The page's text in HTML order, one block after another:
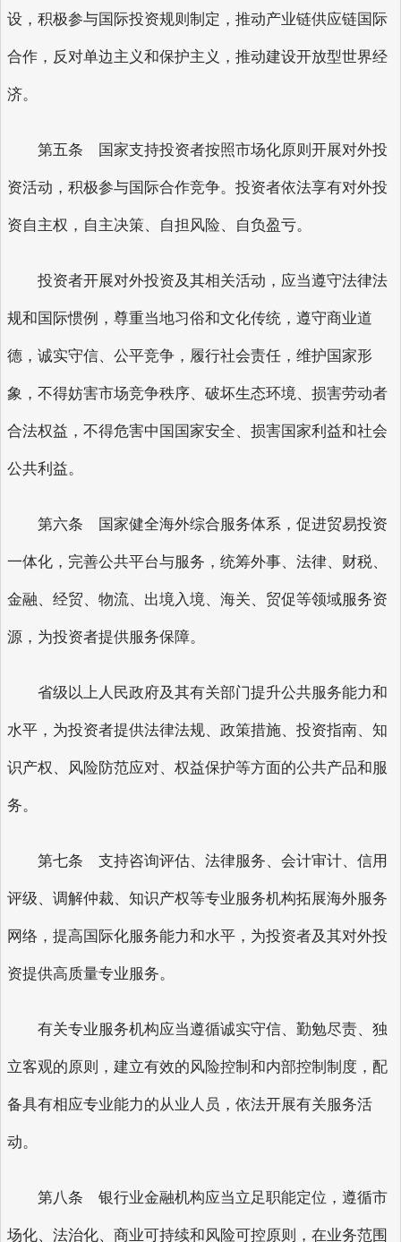
设，积极参与国际投资规则制定，推动产业链供应链国际
合作，反对单边主义和保护主义，推动建设开放型世界经
济。
第五条 国家支持投资者按照市场化原则开展对外投
资活动，积极参与国际合作竞争。投资者依法享有对外投
资自主权，自主决策、自担风险、自负盈亏。
投资者开展对外投资及其相关活动，应当遵守法律法
规和国际惯例，尊重当地习俗和文化传统，遵守商业道
德，诚实守信、公平竞争，履行社会责任，维护国家形
象，不得妨害市场竞争秩序、破坏生态环境、损害劳动者
合法权益，不得危害中国国家安全、损害国家利益和社会
公共利益。
第六条 国家健全海外综合服务体系，促进贸易投资
一体化，完善公共平台与服务，统筹外事、法律、财税、
金融、经贸、物流、出境入境、海关、贸促等领域服务资
源，为投资者提供服务保障。
省级以上人民政府及其有关部门提升公共服务能力和
水平，为投资者提供法律法规、政策措施、投资指南、知
识产权、风险防范应对、权益保护等方面的公共产品和服
务。
第七条 支持咨询评估、法律服务、会计审计、信用
评级、调解仲裁、知识产权等专业服务机构拓展海外服务
网络，提高国际化服务能力和水平，为投资者及其对外投
资提供高质量专业服务。
有关专业服务机构应当遵循诚实守信、勤勉尽责、独
立客观的原则，建立有效的风险控制和内部控制制度，配
备具有相应专业能力的从业人员，依法开展有关服务活
动。
第八条 银行业金融机构应当立足职能定位，遵循市
场化、法治化、商业可持续和风险可控原则，在业务范围